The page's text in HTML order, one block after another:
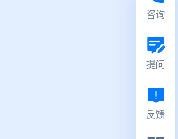
咨询
提问
反馈